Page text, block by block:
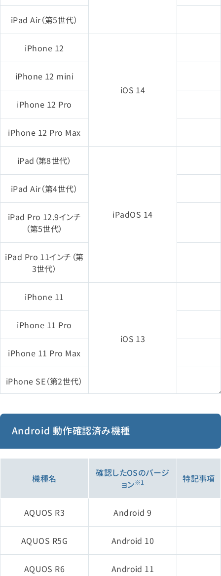
iPad Air（第5世代）
iPhone 12
iOS 14
iPhone 12 mini
iPhone 12 Pro
iPhone 12 Pro Max
iPad（第8世代）
iPadOS 14
iPad Air（第4世代）
iPad Pro 12.9インチ
（第5世代）
iPad Pro 11インチ（第
3世代）
iPhone 11
iOS 13
iPhone 11 Pro
iPhone 11 Pro Max
iPhone SE（第2世代）
iPadOS 13
iPad Pro 12.9インチ
（第4世代）
iPad Pro 11インチ（第
iPad Pro 11インチ（第
1世代）
iPad Pro 12.9インチ
（第3世代）
Android 動作確認済み機種
機種名
確認したOSのバージ
ョン※1 特記事項
AQUOS R3 Android 9
AQUOS R5G Android 10
AQUOS R6 Android 11